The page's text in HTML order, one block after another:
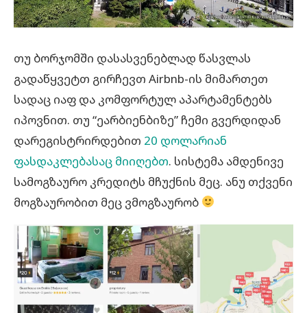
თუ ბორჯომში დასასვენებლად წასვლას
გადაწყვეტთ გირჩევთ Airbnb-ის მიმართეთ
სადაც იაფ და კომფორტულ აპარტამენტებს
იპოვნით. თუ “ეარბიენბიზე” ჩემი გვერდიდან
დარეგისტრირდებით 20 დოლარიან
ფასდაკლებასაც მიიღებთ. სისტემა ამდენივე
სამოგზაურო კრედიტს მჩუქნის მეც. ანუ თქვენი
მოგზაურობით მეც ვმოგზაურობ